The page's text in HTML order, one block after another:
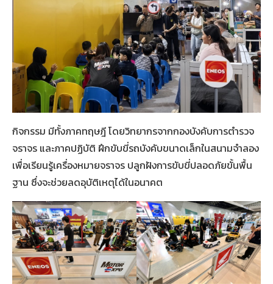
กิจกรรม มีทั้งภาคทฤษฎี โดยวิทยากรจากกองบังคับการตำรวจ
จราจร และภาคปฏิบัติ ฝึกขับขี่รถบังคับขนาดเล็กในสนามจำลอง
เพื่อเรียนรู้เครื่องหมายจราจร ปลูกฝังการขับขี่ปลอดภัยขั้นพื้น
ฐาน ซึ่งจะช่วยลดอุบัติเหตุได้ในอนาคต